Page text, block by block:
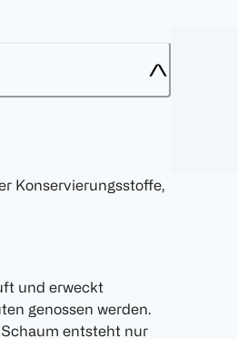
Konservierungsstoffe,
und erweckt
genossen werden.
entsteht nur